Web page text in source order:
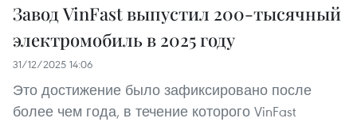
Завод VinFast выпустил 200-тысячный
электромобиль в 2025 году
31/12/2025 14:06
Это достижение было зафиксировано после
более чем года, в течение которого VinFast